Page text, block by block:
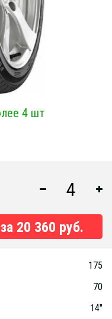
4 шт
20 360 руб.
175
70
14"